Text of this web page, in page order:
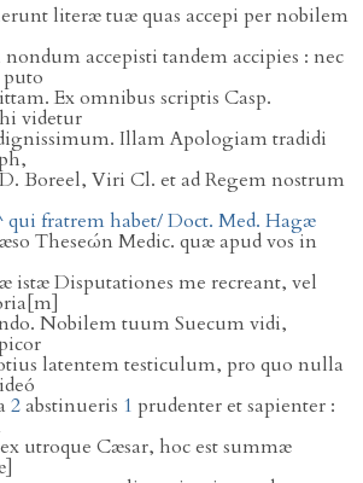
literæ tuæ quas accepi per nobilem
nondum accepisti tandem accipies : nec
Ex omnibus scriptis Casp.
videtur
Illam Apologiam tradidi
Boreel, Viri Cl. et ad Regem nostrum
qui fratrem habet/ Doct. Med. Hagæ
Theseώn Medic. quæ apud vos in
istæ Disputationes me recreant, vel
Nobilem tuum Suecum vidi,
latentem testiculum, pro quo nulla
2abstinueris 1 prudenter et sapienter :
utroque Cæsar, hoc est summæ